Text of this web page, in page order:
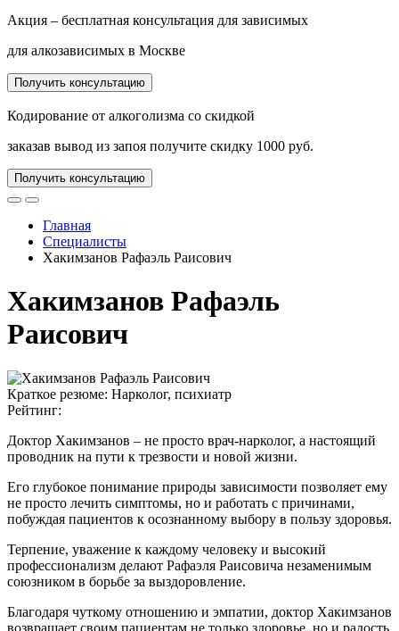
Акция – бесплатная консультация для зависимых
для алкозависимых в Москве
Получить консультацию
Кодирование от алкоголизма со скидкой
заказав вывод из запоя получите скидку 1000 руб.
Получить консультацию
Главная
Специалисты
Хакимзанов Рафаэль Раисович
Хакимзанов Рафаэль
Раисович
Краткое резюме: Нарколог, психиатр
Рейтинг:
Доктор Хакимзанов – не просто врач-нарколог, а настоящий
проводник на пути к трезвости и новой жизни.
Его глубокое понимание природы зависимости позволяет ему
не просто лечить симптомы, но и работать с причинами,
побуждая пациентов к осознанному выбору в пользу здоровья.
Терпение, уважение к каждому человеку и высокий
профессионализм делают Рафаэля Раисовича незаменимым
союзником в борьбе за выздоровление.
Благодаря чуткому отношению и эмпатии, доктор Хакимзанов
возвращает своим пациентам не только здоровье, но и радость